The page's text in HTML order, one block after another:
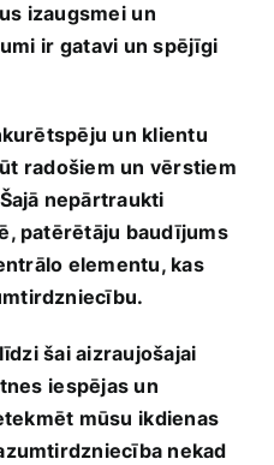
izaugsmei⁤ un
⁢ir gatavi un spējīgi
un klientu
​radošiem un vērstiem
nepārtraukti
patērētāju baudījums
elementu, kas
šai aizraujošajai
iespējas un
mūsu ⁤ikdienas
nekad